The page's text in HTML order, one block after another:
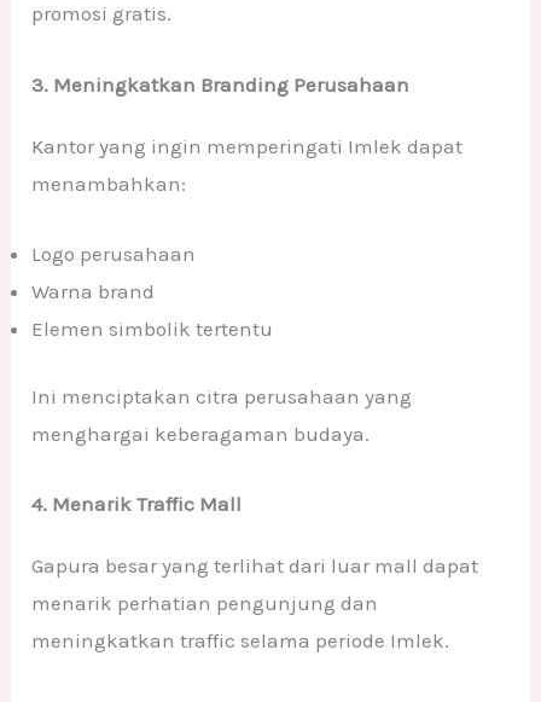
promosi gratis.
3. Meningkatkan Branding Perusahaan
Kantor yang ingin memperingati Imlek dapat
menambahkan:
Logo perusahaan
Warna brand
Elemen simbolik tertentu
Ini menciptakan citra perusahaan yang
menghargai keberagaman budaya.
4. Menarik Traffic Mall
Gapura besar yang terlihat dari luar mall dapat
menarik perhatian pengunjung dan
meningkatkan traffic selama periode Imlek.